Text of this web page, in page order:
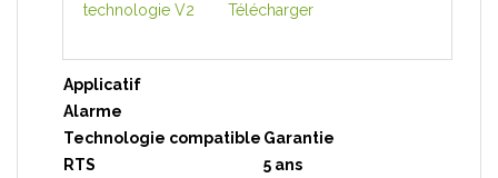
technologie V2
Télécharger
Applicatif
Alarme
Technologie compatible Garantie
RTS
5 ans